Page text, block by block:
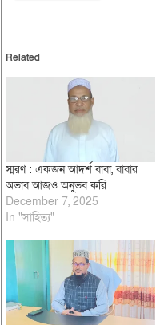
Related
স্মরণ : একজন আদর্শ বাবা, বাবার
অভাব আজও অনুভব করি
December 7, 2025
In "সাহিত্য"